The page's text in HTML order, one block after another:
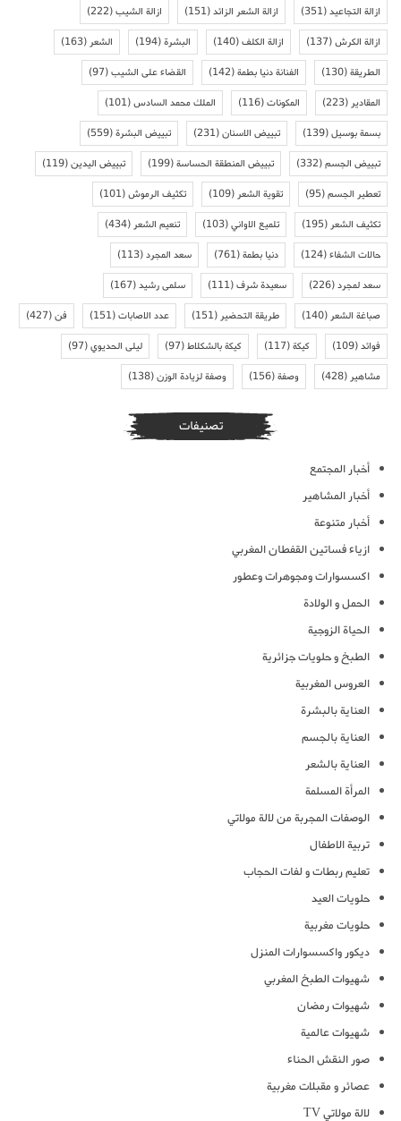
ازالة التجاعيد(351) ازالة الشعر الزائد(151) ازالة الشيب(222)
ازالة الكرش(137) ازالة الكلف(140) البشرة(194) الشعر(163)
الطريقة(130) الفنانة دنيا بطمة(142) القضاء على الشيب(97)
المقادير(223) المكونات(116) الملك محمد السادس(101)
بسمة بوسيل(139) تبييض الاسنان(231) تبييض البشرة(559)
تبييض الجسم(332) تبييض المنطقة الحساسة(199) تبييض اليدين(119)
تعطير الجسم(95) تقوية الشعر(109) تكثيف الرموش(101)
تكثيف الشعر(195) تلميع الاواني(103) تنعيم الشعر(434)
حالات الشفاء(124) دنيا بطمة(761) سعد المجرد(113)
سعد لمجرد(226) سعيدة شرف(111) سلمى رشيد(167)
صباغة الشعر(140) طريقة التحضير(151) عدد الاصابات(151) فن(427)
فوائد(109) كيكة(117) كيكة بالشكلاط(97) ليلى الحديوي(97)
مشاهير(428) وصفة(156) وصفة لزيادة الوزن(138)
تصنيفات
أخبار المجتمع
أخبار المشاهير
أخبار متنوعة
ازياء فساتين القفطان المغربي
اكسسوارات ومجوهرات وعطور
الحمل و الولادة
الحياة الزوجية
الطبخ و حلويات جزائرية
العروس المغربية
العناية بالبشرة
العناية بالجسم
العناية بالشعر
المرأة المسلمة
الوصفات المجربة من لالة مولاتي
تربية الاطفال
تعليم ربطات و لفات الحجاب
حلويات العيد
حلويات مغربية
ديكور واكسسوارات المنزل
شهيوات الطبخ المغربي
شهيوات رمضان
شهيوات عالمية
صور النقش الحناء
عصائر و مقبلات مغربية
لالة مولاتي TV